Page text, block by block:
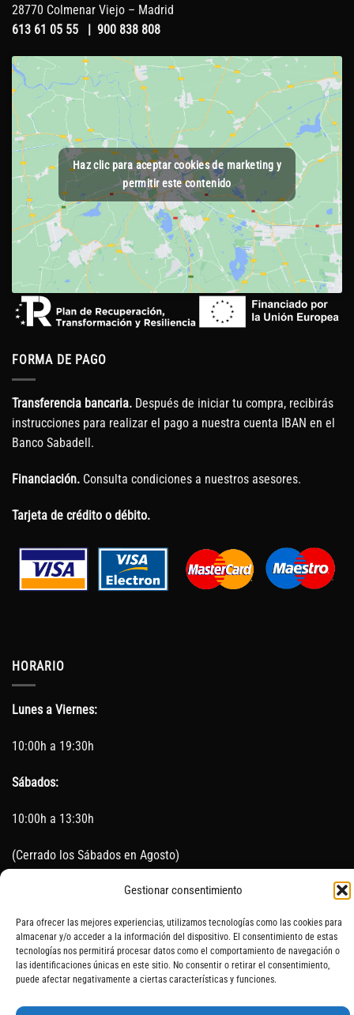
Gestionar consentimiento
Para ofrecer las mejores experiencias, utilizamos tecnologías como las cookies para
almacenar y/o acceder a la información del dispositivo. El consentimiento de estas
tecnologías nos permitirá procesar datos como el comportamiento de navegación o
las identificaciones únicas en este sitio. No consentir o retirar el consentimiento,
puede afectar negativamente a ciertas características y funciones.
28770 Colmenar Viejo – Madrid
613 61 05 55 | 900 838 808
Haz clic para aceptar cookies de marketing y
permitir este contenido
FORMA DE PAGO
Transferencia bancaria. Después de iniciar tu compra, recibirás
instrucciones para realizar el pago a nuestra cuenta IBAN en el
Banco Sabadell.
Financiación. Consulta condiciones a nuestros asesores.
Tarjeta de crédito o débito.
HORARIO
Lunes a Viernes:
10:00h a 19:30h
Sábados:
10:00h a 13:30h
(Cerrado los Sábados en Agosto)
Sin servicio de taller del 15 de Agosto al 5 de septiembre
SOBRE NOSOTROS CONTACTO AVISO LEGAL BLOG